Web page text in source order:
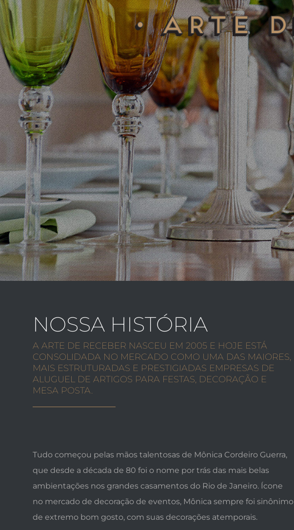
NOSSA HISTÓRIA
A ARTE DE RECEBER NASCEU EM 2005 E HOJE ESTÁ
CONSOLIDADA NO MERCADO COMO UMA DAS MAIORES,
MAIS ESTRUTURADAS E PRESTIGIADAS EMPRESAS DE
ALUGUEL DE ARTIGOS PARA FESTAS, DECORAÇÃO E
MESA POSTA.
Tudo começou pelas mãos talentosas de Mônica Cordeiro Guerra,
que desde a década de 80 foi o nome por trás das mais belas
ambientações nos grandes casamentos do Rio de Janeiro. Ícone
no mercado de decoração de eventos, Mônica sempre foi sinônimo
de extremo bom gosto, com suas decorações atemporais.